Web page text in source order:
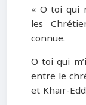
« O toi qui
les
connue.
O toi qui
entre le
et Khaïr-